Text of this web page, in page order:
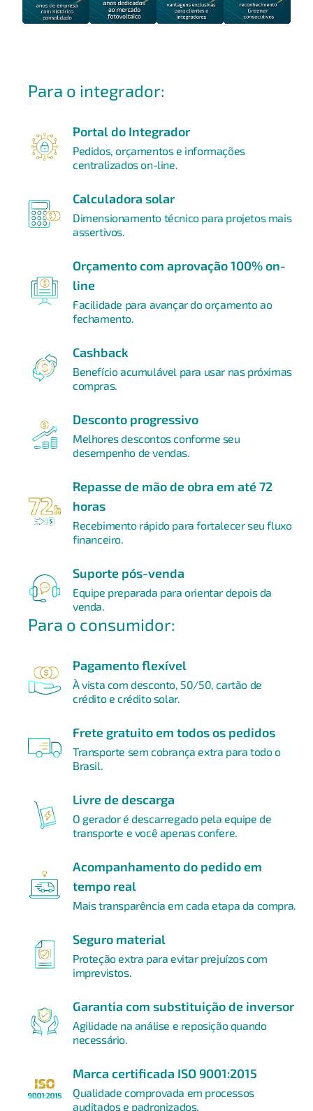
Para o integrador:
Portal do Integrador
Pedidos, orçamentos e informações
centralizados on-line.
Calculadora solar
Dimensionamento técnico para projetos mais
assertivos.
Orçamento com aprovação 100% on-
line
Facilidade para avançar do orçamento ao
fechamento.
Cashback
Benefício acumulável para usar nas próximas
compras.
Desconto progressivo
Melhores descontos conforme seu
desempenho de vendas.
Repasse de mão de obra em até 72
horas
Recebimento rápido para fortalecer seu fluxo
financeiro.
Suporte pós-venda
Equipe preparada para orientar depois da
venda.
Para o consumidor:
Pagamento flexível
À vista com desconto, 50/50, cartão de
crédito e crédito solar.
Frete gratuito em todos os pedidos
Transporte sem cobrança extra para todo o
Brasil.
Livre de descarga
O gerador é descarregado pela equipe de
transporte e você apenas confere.
Acompanhamento do pedido em
tempo real
Mais transparência em cada etapa da compra.
Seguro material
Proteção extra para evitar prejuízos com
imprevistos.
Garantia com substituição de inversor
Agilidade na análise e reposição quando
necessário.
Marca certificada ISO 9001:2015
Qualidade comprovada em processos
auditados e padronizados.